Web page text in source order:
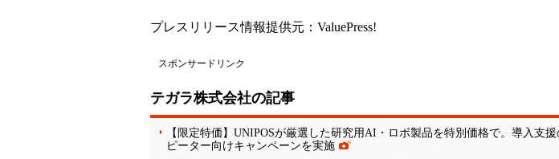
プレスリリース情報提供元： ValuePress!
スポンサードリンク
テガラ株式会社の記事
【限定特価】UNIPOSが厳選した研究用AI・ロボ製品を特別価格で。導入支
ピーター向けキャンペーンを実施